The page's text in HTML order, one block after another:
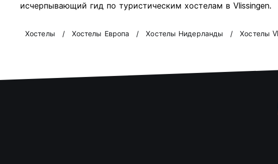
исчерпывающий гид по туристическим хостелам в Vlissingen.
Хостелы Хостелы Европа Хостелы Нидерланды Хостелы